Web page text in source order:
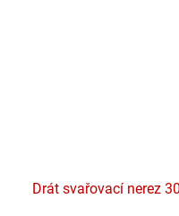
Drát svařovací nerez